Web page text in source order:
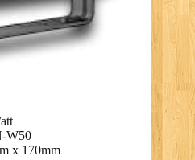
W50
x 170mm